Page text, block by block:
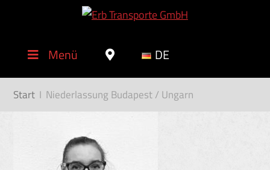
Menü DE
Start I Niederlassung Budapest / Ungarn